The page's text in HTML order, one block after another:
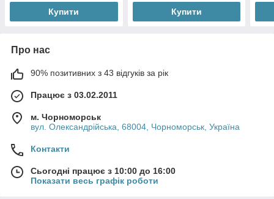
Купити Купити
Про нас
90% позитивних з 43 відгуків за рік
Працює з 03.02.2011
м. Чорноморськ
вул. Олександрійська, 68004, Чорноморськ, Україна
Контакти
Сьогодні працює з 10:00 до 16:00
Показати весь графік роботи